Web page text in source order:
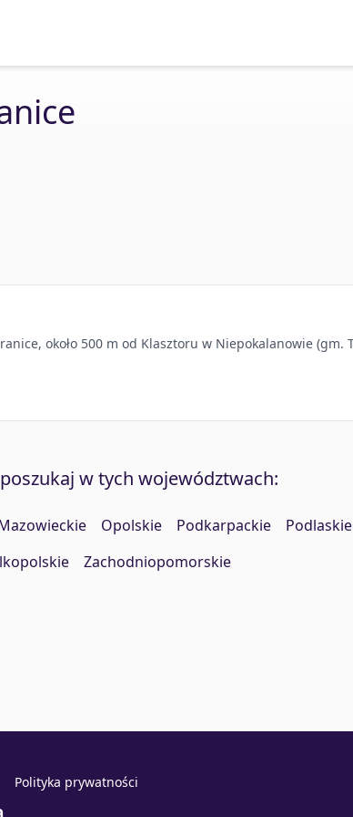
około 500 m od Klasztoru w Niepokalanowie (gm.
w tych województwach:
Opolskie Podkarpackie Podlaskie
Zachodniopomorskie
Polityka prywatności